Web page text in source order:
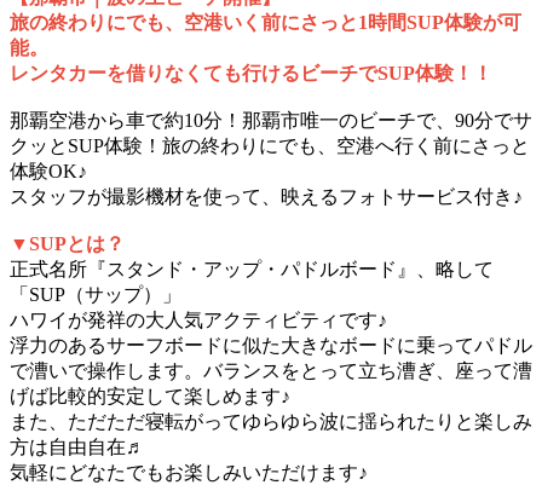
旅の終わりにでも、空港いく前にさっと1時間SUP体験が可
能。
レンタカーを借りなくても行けるビーチでSUP体験！！
那覇空港から車で約10分！那覇市唯一のビーチで、90分でサ
クッとSUP体験！旅の終わりにでも、空港へ行く前にさっと
体験OK♪
スタッフが撮影機材を使って、映えるフォトサービス付き♪
▼SUPとは？
正式名所『スタンド・アップ・パドルボード』、略して
「SUP（サップ）」
ハワイが発祥の大人気アクティビティです♪
浮力のあるサーフボードに似た大きなボードに乗ってパドル
で漕いで操作します。バランスをとって立ち漕ぎ、座って漕
げば比較的安定して楽しめます♪
また、ただただ寝転がってゆらゆら波に揺られたりと楽しみ
方は自由自在♬
気軽にどなたでもお楽しみいただけます♪